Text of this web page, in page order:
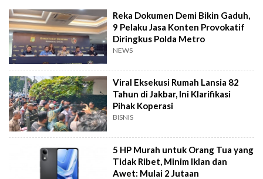
Reka Dokumen Demi Bikin Gaduh,
9 Pelaku Jasa Konten Provokatif
Diringkus Polda Metro
NEWS
Viral Eksekusi Rumah Lansia 82
Tahun di Jakbar, Ini Klarifikasi
Pihak Koperasi
BISNIS
5 HP Murah untuk Orang Tua yang
Tidak Ribet, Minim Iklan dan
Awet: Mulai 2 Jutaan